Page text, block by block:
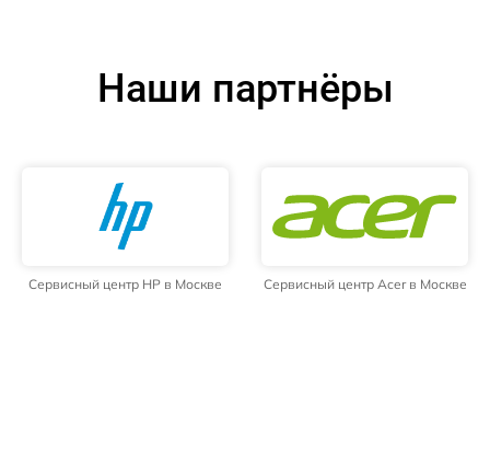
Наши партнёры
Сервисный центр HP в Москве Сервисный центр Acer в Москве